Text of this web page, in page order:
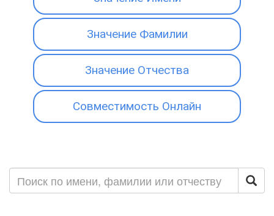
Значение Фамилии
Значение Отчества
Совместимость Онлайн